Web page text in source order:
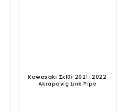
Kawasaki Zx10r 2021-2022
Akrapoviç Link Pipe